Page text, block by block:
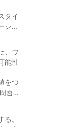
タイ
ショ
、ワ
能性
をつ
吾さ
。